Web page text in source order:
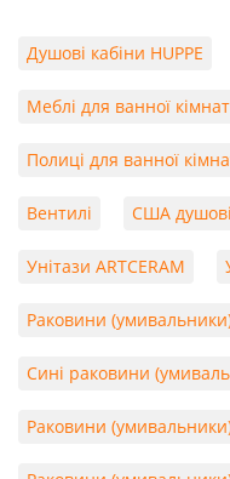
Душові кабіни HUPPE
Меблі для ванної
Полиці для ванної
Вентилі США
Унітази ARTCERAM
Раковини
Сині раковини
Раковини